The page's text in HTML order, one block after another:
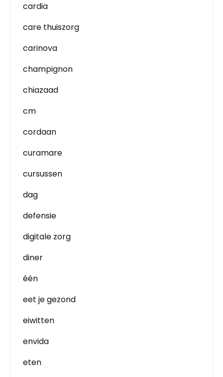
cardia
care thuiszorg
carinova
champignon
chiazaad
cm
cordaan
curamare
cursussen
dag
defensie
digitale zorg
diner
één
eet je gezond
eiwitten
envida
eten